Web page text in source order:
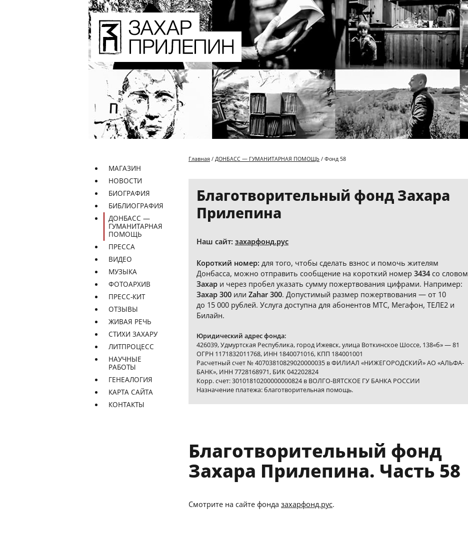
МАГАЗИН
НОВОСТИ
БИОГРАФИЯ
БИБЛИОГРАФИЯ
ДОНБАСС —
ГУМАНИТАРНАЯ
ПОМОЩЬ
ПРЕССА
ВИДЕО
МУЗЫКА
ФОТОАРХИВ
ПРЕСС-КИТ
ОТЗЫВЫ
ЖИВАЯ РЕЧЬ
СТИХИ ЗАХАРУ
ЛИТПРОЦЕСС
НАУЧНЫЕ
РАБОТЫ
ГЕНЕАЛОГИЯ
КАРТА САЙТА
КОНТАКТЫ
Главная / ДОНБАСС — ГУМАНИТАРНАЯ ПОМОЩЬ / Фонд 58
Благотворительный фонд Захара
Прилепина
Наш сайт: захарфонд.рус
Короткий номер: для того, чтобы сделать взнос и помочь жителям
Донбасса, можно отправить сообщение на короткий номер 3434 со словом
Захар и через пробел указать сумму пожертвования цифрами. Например:
Захар 300 или Zahar 300. Допустимый размер пожертвования — от 10
до 15 000 рублей. Услуга доступна для абонентов МТС, Мегафон, ТЕЛЕ2 и
Билайн.
Юридический адрес фонда:
426039, Удмуртская Республика, город Ижевск, улица Воткинское Шоссе, 138«б» — 81
ОГРН 1171832011768, ИНН 1840071016, КПП 184001001
Расчетный счет № 40703810829020000035 в ФИЛИАЛ «НИЖЕГОРОДСКИЙ» АО «АЛЬФА-
БАНК», ИНН 7728168971, БИК 042202824
Корр. счет: 30101810200000000824 в ВОЛГО-ВЯТСКОЕ ГУ БАНКА РОССИИ
Назначение платежа: благотворительная помощь.
Благотворительный фонд
Захара Прилепина. Часть 58
Смотрите на сайте фонда захарфонд.рус.